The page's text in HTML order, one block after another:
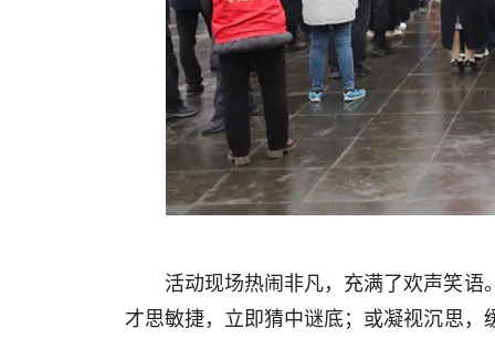
活动现场热闹非凡，充满了欢声笑
才思敏捷，立即猜中谜底；或凝视沉思